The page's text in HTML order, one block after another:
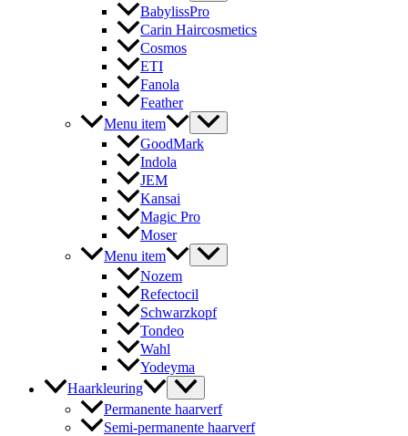
BabylissPro
Carin Haircosmetics
Cosmos
ETI
Fanola
Feather
Menu item
GoodMark
Indola
JEM
Kansai
Magic Pro
Moser
Menu item
Nozem
Refectocil
Schwarzkopf
Tondeo
Wahl
Yodeyma
Haarkleuring
Permanente haarverf
Semi-permanente haarverf